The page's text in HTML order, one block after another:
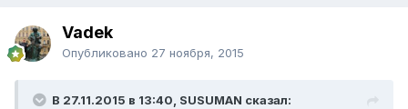
Vadek
Опубликовано 27 ноября, 2015
В 27.11.2015 в 13:40, SUSUMAN сказал: